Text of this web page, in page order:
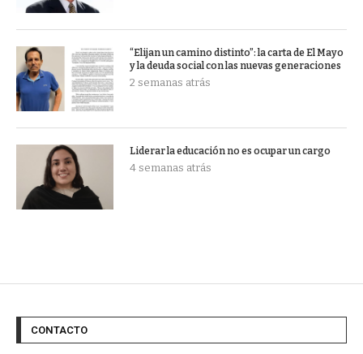
“Elijan un camino distinto”: la carta de El Mayo
y la deuda social con las nuevas generaciones
2 semanas atrás
Liderar la educación no es ocupar un cargo
4 semanas atrás
CONTACTO